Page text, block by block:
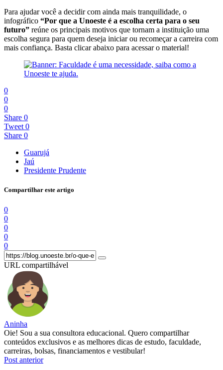
Para ajudar você a decidir com ainda mais tranquilidade, o
infográfico “Por que a Unoeste é a escolha certa para o seu
futuro” reúne os principais motivos que tornam a instituição uma
escolha segura para quem deseja iniciar ou recomeçar a carreira com
mais confiança. Basta clicar abaixo para acessar o material!
0
0
0
Share 0
Tweet 0
Share 0
Guarujá
Jaú
Presidente Prudente
Compartilhar este artigo
0
0
0
0
0
URL compartilhável
Aninha
Oie! Sou a sua consultora educacional. Quero compartilhar
conteúdos exclusivos e as melhores dicas de estudo, faculdade,
carreiras, bolsas, financiamentos e vestibular!
Post anterior